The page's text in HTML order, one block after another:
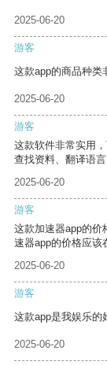
2025-06-20
游客
这款app的商品种类
2025-06-20
游客
这款软件非常实用
查找资料、翻译语言
2025-06-20
游客
这款加速器app的价
速器app的价格应该
2025-06-20
游客
这款app是我娱乐的
2025-06-20